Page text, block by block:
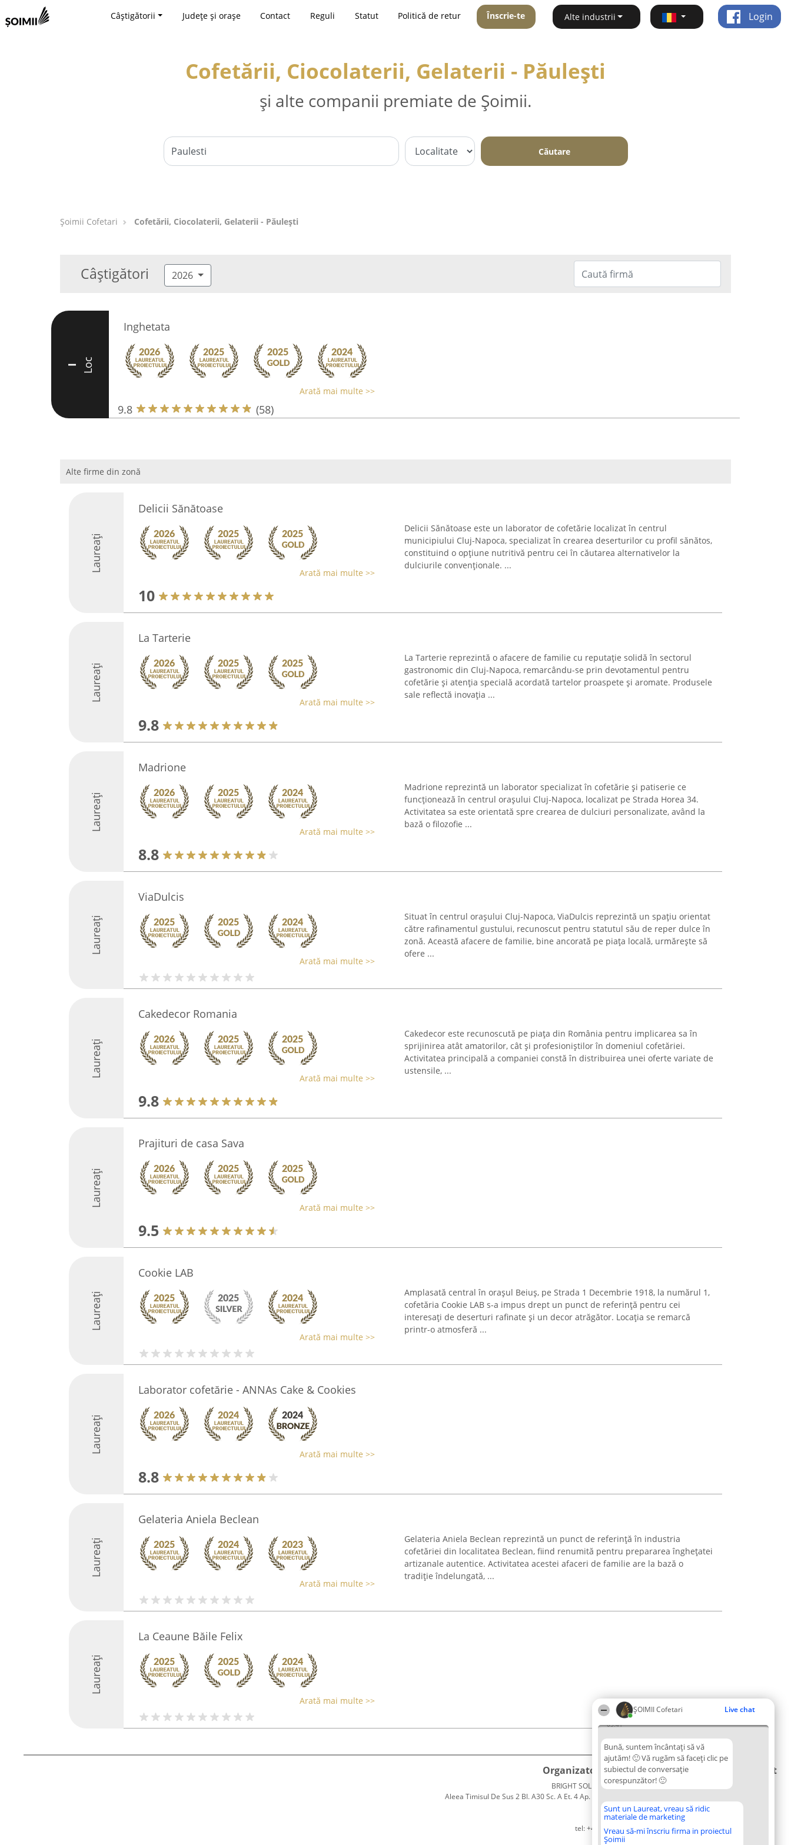
ȘOIMII Cofetari Live chat
03:41
Bună, suntem încântați să vă
ajutăm! 🙂 Vă rugăm să faceți clic pe
subiectul de conversație
corespunzător! 🙂
Sunt un Laureat, vreau să ridic
materiale de marketing
Vreau să-mi înscriu firma in proiectul
Șoimii
Câștigătorii Județe și orașe Contact Reguli Statut Politică de retur Înscrie-te Alte industrii Login
Cofetării, Ciocolaterii, Gelaterii - Păuleşti
și alte companii premiate de Șoimii.
Căutare
Șoimii Cofetari Cofetării, Ciocolaterii, Gelaterii - Păuleşti
Câștigători 2026
I Loc
Inghetata
Arată mai multe >>
9.8 (58)
Alte firme din zonă
Laureați
Delicii Sănătoase
Arată mai multe >>
10
Delicii Sănătoase este un laborator de cofetărie localizat în centrul
municipiului Cluj-Napoca, specializat în crearea deserturilor cu profil sănătos,
constituind o opțiune nutritivă pentru cei în căutarea alternativelor la
dulciurile convenționale. ...
Laureați
La Tarterie
Arată mai multe >>
9.8
La Tarterie reprezintă o afacere de familie cu reputație solidă în sectorul
gastronomic din Cluj-Napoca, remarcându-se prin devotamentul pentru
cofetărie și atenția specială acordată tartelor proaspete și aromate. Produsele
sale reflectă inovația ...
Laureați
Madrione
Arată mai multe >>
8.8
Madrione reprezintă un laborator specializat în cofetărie și patiserie ce
funcționează în centrul orașului Cluj-Napoca, localizat pe Strada Horea 34.
Activitatea sa este orientată spre crearea de dulciuri personalizate, având la
bază o filozofie ...
Laureați
ViaDulcis
Arată mai multe >>
Situat în centrul orașului Cluj-Napoca, ViaDulcis reprezintă un spațiu orientat
către rafinamentul gustului, recunoscut pentru statutul său de reper dulce în
zonă. Această afacere de familie, bine ancorată pe piața locală, urmărește să
ofere ...
Laureați
Cakedecor Romania
Arată mai multe >>
9.8
Cakedecor este recunoscută pe piața din România pentru implicarea sa în
sprijinirea atât amatorilor, cât și profesioniștilor în domeniul cofetăriei.
Activitatea principală a companiei constă în distribuirea unei oferte variate de
ustensile, ...
Laureați
Prajituri de casa Sava
Arată mai multe >>
9.5
Laureați
Cookie LAB
Arată mai multe >>
Amplasată central în orașul Beiuș, pe Strada 1 Decembrie 1918, la numărul 1,
cofetăria Cookie LAB s-a impus drept un punct de referință pentru cei
interesați de deserturi rafinate și un decor atrăgător. Locația se remarcă
printr-o atmosferă ...
Laureați
Laborator cofetărie - ANNAs Cake & Cookies
Arată mai multe >>
8.8
Laureați
Gelateria Aniela Beclean
Arată mai multe >>
Gelateria Aniela Beclean reprezintă un punct de referință în industria
cofetăriei din localitatea Beclean, fiind renumită pentru prepararea înghețatei
artizanale autentice. Activitatea acestei afaceri de familie are la bază o
tradiție îndelungată, ...
Laureați
La Ceaune Băile Felix
Arată mai multe >>
Organizator Ranking
BRIGHT SOLUTIONS BR SRL
Aleea Timisul De Sus 2 Bl. A30 Sc. A Et. 4 Ap. 13 Cod 061952
București
CUI 36737675
tel: +40 770 990 492
Plebiscyt
Tuturor
Laureaților
Reguli
Contact